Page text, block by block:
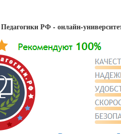
РФ - онлайн-